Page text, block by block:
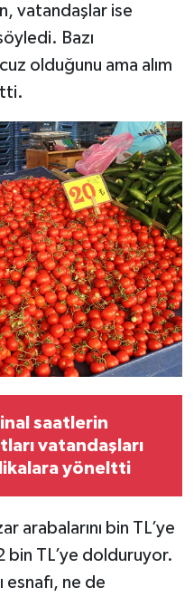
vatandaşlar ise
Bazı
olduğunu ama alım
saatlerin
vatandaşları
yöneltti
arabalarını bin TL’ye
bin TL’ye dolduruyor.
esnafı, ne de